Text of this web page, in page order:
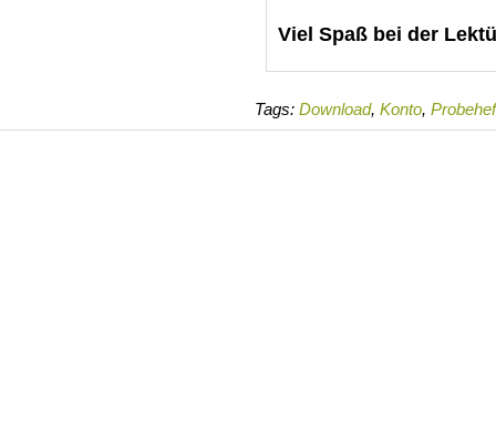
Viel Spaß bei der
Tags: Download, Konto,